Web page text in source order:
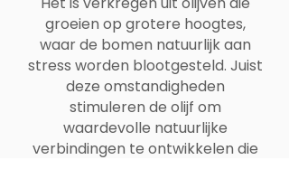
groeien op grotere hoogtes,
waar de bomen natuurlijk aan
stress worden blootgesteld. Juist
deze omstandigheden
stimuleren de olijf om
waardevolle natuurlijke
verbindingen te ontwikkelen die